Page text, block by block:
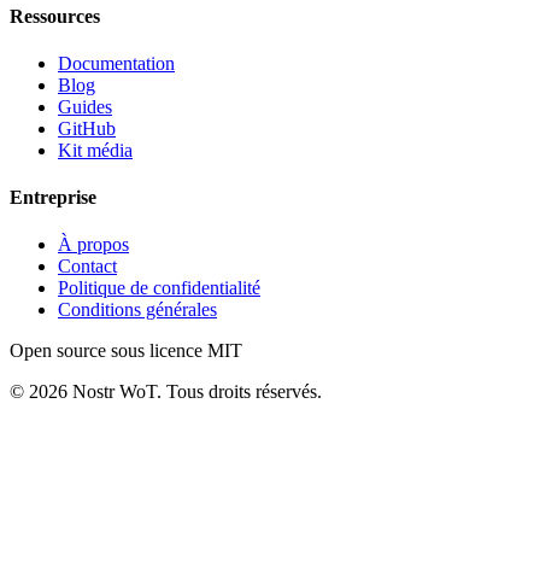
Ressources
Documentation
Blog
Guides
GitHub
Kit média
Entreprise
À propos
Contact
Politique de confidentialité
Conditions générales
Open source sous licence MIT
© 2026 Nostr WoT. Tous droits réservés.